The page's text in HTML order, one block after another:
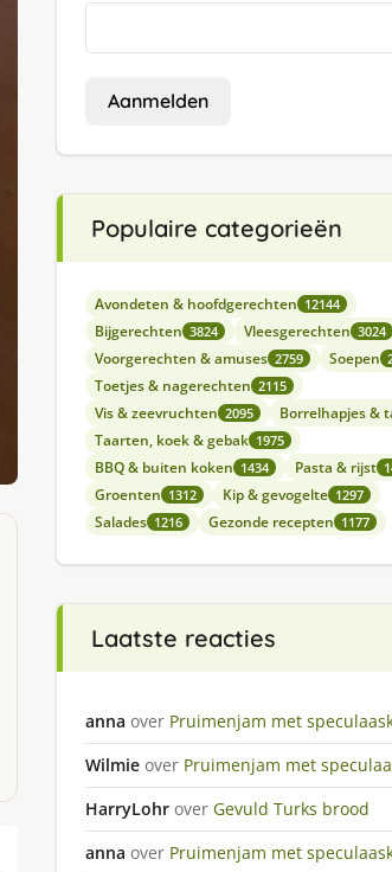
Aanmelden
Populaire categorieën
Avondeten & hoofdgerechten 12144
Bijgerechten 3824 Vleesgerechten 3024
Voorgerechten & amuses 2759 Soepen
Toetjes & nagerechten 2115
Vis & zeevruchten 2095 Borrelhapjes &
Taarten, koek & gebak 1975
BBQ & buiten koken 1434 Pasta & rijst
Groenten 1312 Kip & gevogelte 1297
Salades 1216 Gezonde recepten 1177
Laatste reacties
anna over Pruimenjam met
Wilmie over Pruimenjam met
HarryLohr over Gevuld Turks brood
anna over Pruimenjam met